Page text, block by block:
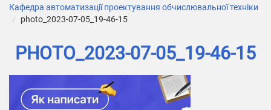
Міжнародне
Наукові напрями
Галерея привiтань
Кафедра автоматизації проектування обчислювальної техніки
photo_2023-07-05_19-46-15
PHOTO_2023-07-05_19-46-15